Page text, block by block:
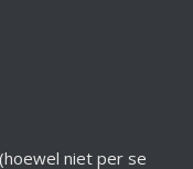
niet per se